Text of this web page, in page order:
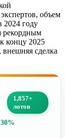
объем
2024 году
рекордным
концу 2025
внешняя сделка
1,857+
лотов